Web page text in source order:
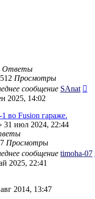
Ответы
Просмотры
сообщение SAnat
2025, 14:02
во Fusion гараже.
31 июл 2024, 22:44
Просмотры
сообщение timoha-07
2025, 22:41
2014, 13:47